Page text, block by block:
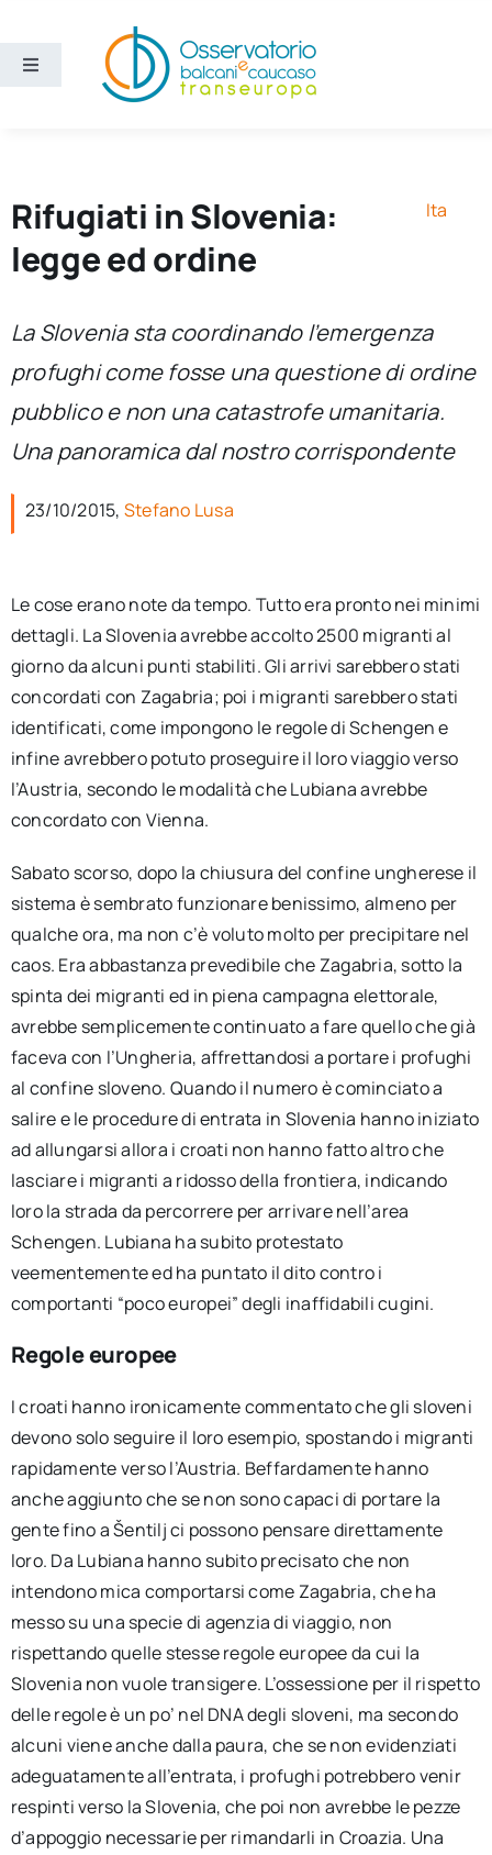
contenuto
Toggle
Ricerca e divulgazione
Sezioni
Chi siamo
per:
Ita
Rifugiati in Slovenia:
legge ed ordine
Ita
La Slovenia sta coordinando l’emergenza
profughi come fosse una questione di ordine
pubblico e non una catastrofe umanitaria.
Una panoramica dal nostro corrispondente
23/10/2015, Stefano Lusa
Le cose erano note da tempo. Tutto era pronto nei minimi
dettagli. La Slovenia avrebbe accolto 2500 migranti al
giorno da alcuni punti stabiliti. Gli arrivi sarebbero stati
concordati con Zagabria; poi i migranti sarebbero stati
identificati, come impongono le regole di Schengen e
infine avrebbero potuto proseguire il loro viaggio verso
l’Austria, secondo le modalità che Lubiana avrebbe
concordato con Vienna.
Sabato scorso, dopo la chiusura del confine ungherese il
sistema è sembrato funzionare benissimo, almeno per
qualche ora, ma non c’è voluto molto per precipitare nel
caos. Era abbastanza prevedibile che Zagabria, sotto la
spinta dei migranti ed in piena campagna elettorale,
avrebbe semplicemente continuato a fare quello che già
faceva con l’Ungheria, affrettandosi a portare i profughi
al confine sloveno. Quando il numero è cominciato a
salire e le procedure di entrata in Slovenia hanno iniziato
ad allungarsi allora i croati non hanno fatto altro che
lasciare i migranti a ridosso della frontiera, indicando
loro la strada da percorrere per arrivare nell’area
Schengen. Lubiana ha subito protestato
veementemente ed ha puntato il dito contro i
comportanti “poco europei” degli inaffidabili cugini.
Regole europee
I croati hanno ironicamente commentato che gli sloveni
devono solo seguire il loro esempio, spostando i migranti
rapidamente verso l’Austria. Beffardamente hanno
anche aggiunto che se non sono capaci di portare la
gente fino a Šentilj ci possono pensare direttamente
loro. Da Lubiana hanno subito precisato che non
intendono mica comportarsi come Zagabria, che ha
messo su una specie di agenzia di viaggio, non
rispettando quelle stesse regole europee da cui la
Slovenia non vuole transigere. L’ossessione per il rispetto
delle regole è un po’ nel DNA degli sloveni, ma secondo
alcuni viene anche dalla paura, che se non evidenziati
adeguatamente all’entrata, i profughi potrebbero venir
respinti verso la Slovenia, che poi non avrebbe le pezze
d’appoggio necessarie per rimandarli in Croazia. Una